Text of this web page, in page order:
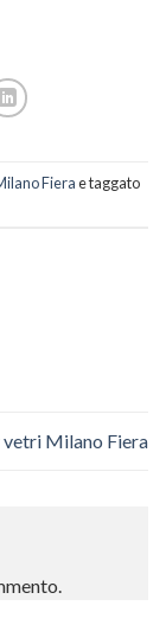
Fierae taggato
vetri Milano Fiera